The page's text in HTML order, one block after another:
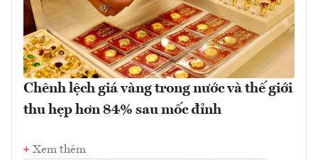
Chênh lệch giá vàng trong nước và thế giới
thu hẹp hơn 84% sau mốc đỉnh
Xem thêm